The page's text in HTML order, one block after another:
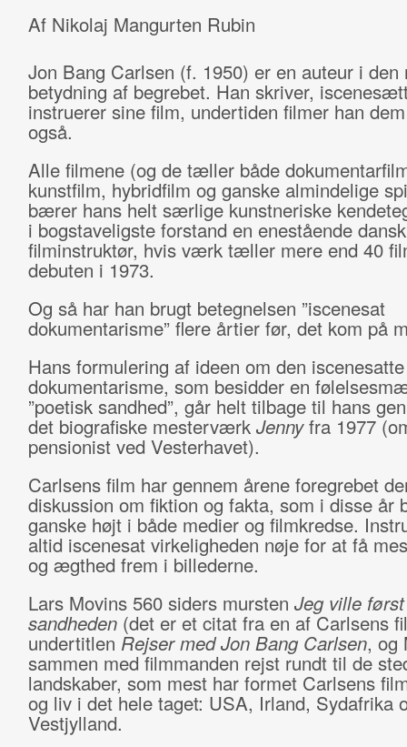
Af Nikolaj Mangurten Rubin
Jon Bang Carlsen (f. 1950) er en auteur i den
betydning af begrebet. Han skriver,
instruerer sine film, undertiden filmer han
også.
Alle filmene (og de tæller både
kunstfilm, hybridfilm og ganske almindelige
bærer hans helt særlige kunstneriske
i bogstaveligste forstand en enestående dansk
filminstruktør, hvis værk tæller mere end 40
debuten i 1973.
Og så har han brugt betegnelsen ”iscenesat
dokumentarisme” flere årtier før, det kom på
Hans formulering af ideen om den iscenesatte
dokumentarisme, som besidder en
”poetisk sandhed”, går helt tilbage til hans
det biografiske mesterværk Jennyfra 1977
pensionist ved Vesterhavet).
Carlsens film har gennem årene foregrebet
diskussion om fiktion og fakta, som i disse år
ganske højt i både medier og filmkredse.
altid iscenesat virkeligheden nøje for at få
og ægthed frem i billederne.
Lars Movins 560 siders mursten Jeg ville
sandheden(det er et citat fra en af Carlsens
undertitlen Rejser med Jon Bang Carlsen, og
sammen med filmmanden rejst rundt til de
landskaber, som mest har formet Carlsens
og liv i det hele taget: USA, Irland, Sydafrika
Vestjylland.